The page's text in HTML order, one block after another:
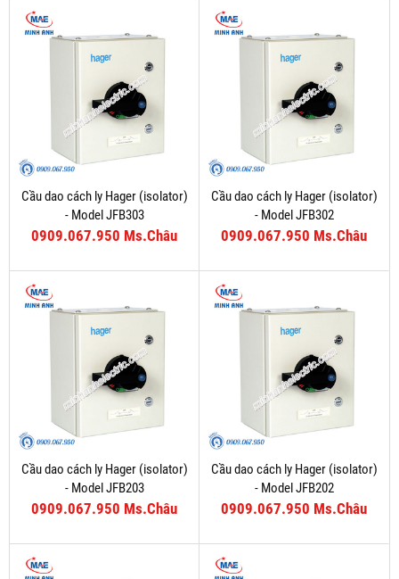
Cầu dao cách ly Hager (isolator)
- Model JFB303
0909.067.950 Ms.Châu
Cầu dao cách ly Hager (isolator)
- Model JFB302
0909.067.950 Ms.Châu
Cầu dao cách ly Hager (isolator)
- Model JFB203
0909.067.950 Ms.Châu
Cầu dao cách ly Hager (isolator)
- Model JFB202
0909.067.950 Ms.Châu